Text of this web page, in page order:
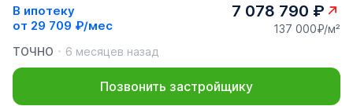
В ипотеку
от 29 709 ₽/мес
7 078 790 ₽
137 000₽/м²
ТОЧНО
6 месяцев назад
Позвонить застройщику